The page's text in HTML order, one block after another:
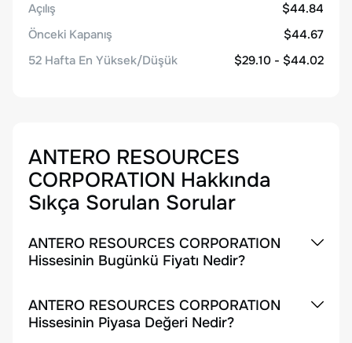
Açılış
$44.84
Önceki Kapanış
$44.67
52 Hafta En Yüksek/Düşük
$29.10 - $44.02
ANTERO RESOURCES
CORPORATION Hakkında
Sıkça Sorulan Sorular
ANTERO RESOURCES CORPORATION
Hissesinin Bugünkü Fiyatı Nedir?
ANTERO RESOURCES CORPORATION
Hissesinin Piyasa Değeri Nedir?